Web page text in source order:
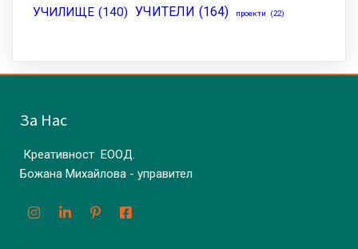
УЧИЛИЩЕ (140) УЧИТЕЛИ (164) проекти (22)
За Нас
Креативност ЕООД.
Божана Михайлова - управител